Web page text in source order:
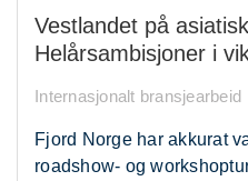
Vestlandet på
Helårsambisjoner i
Internasjonalt bransjearbeid
Fjord Norge har akkurat
roadshow- og